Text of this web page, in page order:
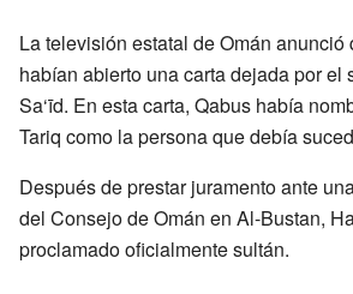
La televisión estatal de Omán
habían abierto una carta dejada por el
Sa‘īd. En esta carta, Qabus había
Tariq como la persona que debía
Después de prestar juramento ante
del Consejo de Omán en Al-Bustan,
proclamado oficialmente sultán.